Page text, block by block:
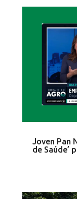
Joven Pan
de Saúde’